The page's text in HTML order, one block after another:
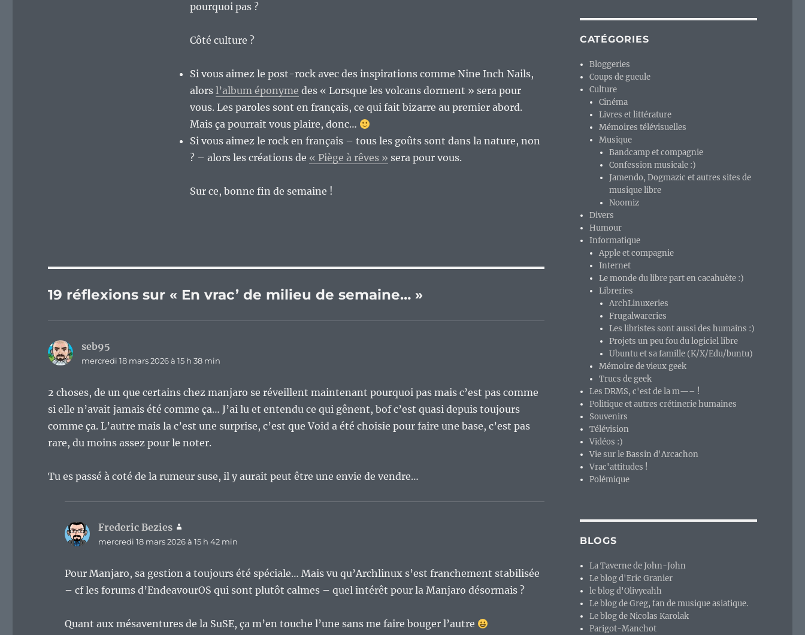
pourquoi pas ?
Côté culture ?
Si vous aimez le post-rock avec des inspirations comme Nine Inch Nails,
alors l’album éponyme des « Lorsque les volcans dorment » sera pour
vous. Les paroles sont en français, ce qui fait bizarre au premier abord.
Mais ça pourrait vous plaire, donc…
Si vous aimez le rock en français – tous les goûts sont dans la nature, non
? – alors les créations de « Piège à rêves » sera pour vous.
Sur ce, bonne fin de semaine !
19 réflexions sur « En vrac’ de milieu de semaine… »
seb95
mercredi 18 mars 2026 à 15 h 38 min
2 choses, de un que certains chez manjaro se réveillent maintenant pourquoi pas mais c’est pas comme
si elle n’avait jamais été comme ça… J’ai lu et entendu ce qui gênent, bof c’est quasi depuis toujours
comme ça. L’autre mais la c’est une surprise, c’est que Void a été choisie pour faire une base, c’est pas
rare, du moins assez pour le noter.
Tu es passé à coté de la rumeur suse, il y aurait peut être une envie de vendre…
Frederic Bezies
mercredi 18 mars 2026 à 15 h 42 min
Pour Manjaro, sa gestion a toujours été spéciale… Mais vu qu’Archlinux s’est franchement stabilisée
– cf les forums d’EndeavourOS qui sont plutôt calmes – quel intérêt pour la Manjaro désormais ?
Quant aux mésaventures de la SuSE, ça m’en touche l’une sans me faire bouger l’autre
CATÉGORIES
Bloggeries
Coups de gueule
Culture
Cinéma
Livres et littérature
Mémoires télévisuelles
Musique
Bandcamp et compagnie
Confession musicale :)
Jamendo, Dogmazic et autres sites de
musique libre
Noomiz
Divers
Humour
Informatique
Apple et compagnie
Internet
Le monde du libre part en cacahuète :)
Libreries
ArchLinuxeries
Frugalwareries
Les libristes sont aussi des humains :)
Projets un peu fou du logiciel libre
Ubuntu et sa famille (K/X/Edu/buntu)
Mémoire de vieux geek
Trucs de geek
Les DRMS, c'est de la m—– !
Politique et autres crétinerie humaines
Souvenirs
Télévision
Vidéos :)
Vie sur le Bassin d'Arcachon
Vrac'attitudes !
Polémique
BLOGS
La Taverne de John-John
Le blog d'Eric Granier
le blog d'Olivyeahh
Le blog de Greg, fan de musique asiatique.
Le blog de Nicolas Karolak
Parigot-Manchot